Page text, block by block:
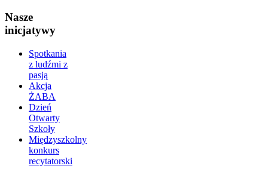
Nasze
inicjatywy
Spotkania
z ludźmi z
pasją
Akcja
ŻABA
Dzień
Otwarty
Szkoły
Międzyszkolny
konkurs
recytatorski